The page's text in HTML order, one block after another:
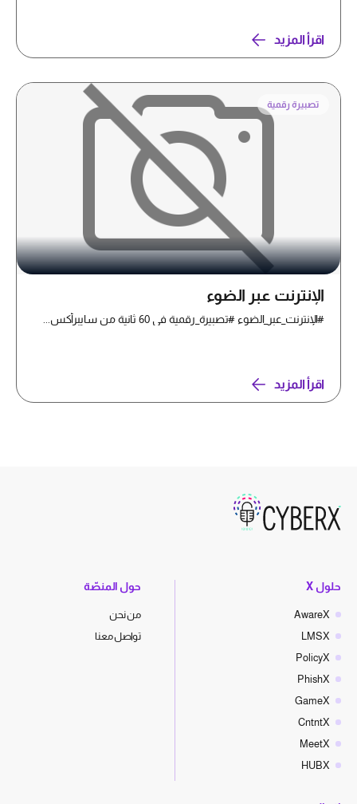
اقرأ المزيد
تصبيرة رقمية
الإنترنت عبر الضوء
#الإنترنت_عبر_الضوء #تصبيرة_رقمية في 60 ثانية من سايبرأكس...
اقرأ المزيد
حلول X
AwareX
LMSX
PolicyX
PhishX
GameX
CntntX
MeetX
HUBX
حول المنصّة
من نحن
تواصل معنا